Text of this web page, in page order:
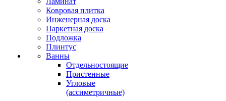
Ковровая плитка
Инженерная доска
Паркетная доска
Подложка
Плинтус
Ванны
Отдельностоящие
Пристенные
Угловые
(ассиметричные)